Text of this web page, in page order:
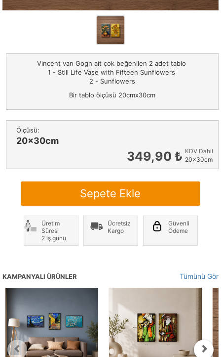
Vincent van Gogh ait çok beğenilen 2 adet tablo
1 - Still Life Vase with Fifteen Sunflowers
2 - Sunflowers
Bir tablo ölçüsü 20cmx30cm
Ölçüsü:
20x30cm
349,90 ₺ KDV Dahil
20x30cm
Sepete Ekle
Üretim
Süresi
2 iş günü
Ücretsiz
Kargo
Güvenli
Ödeme
KAMPANYALI ÜRÜNLER Tümünü Gör